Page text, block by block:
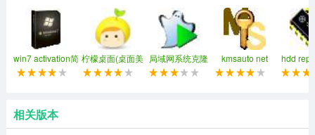
支持多种常见文件预览、可以方便我们判断文件是否可被
恢复
【分区格式化后恢复】
的文件
win7 activation简
体中文免费版
柠檬桌面(桌面美
化软件)
局域网系统克隆
easy net ghost
kmsauto net
2019
hdd
pkr自校
相关版本